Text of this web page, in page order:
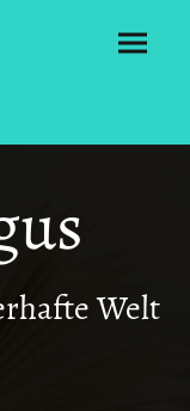
Welt